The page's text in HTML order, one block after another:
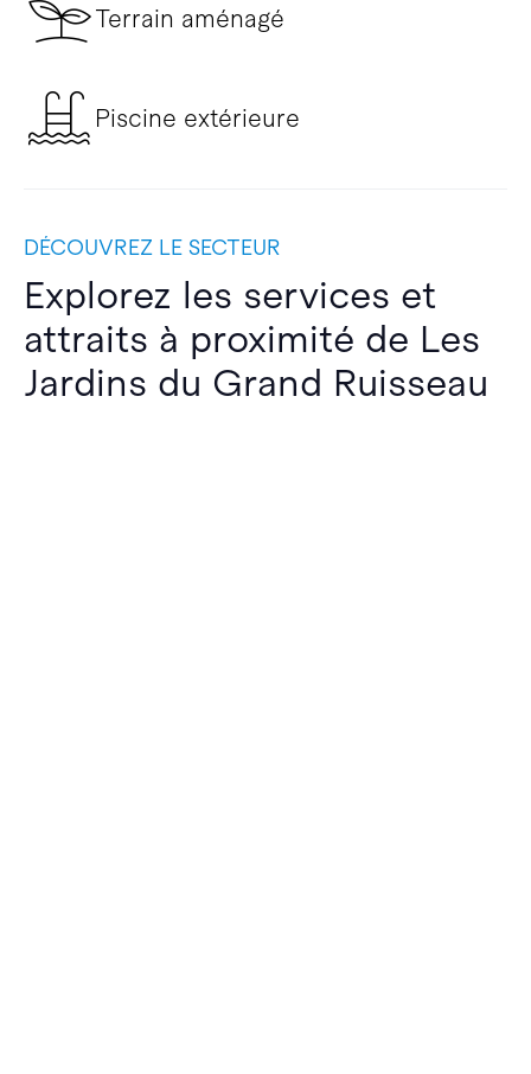
Terrain aménagé
Piscine extérieure
DÉCOUVREZ LE SECTEUR
Explorez les services et
attraits à proximité de Les
Jardins du Grand Ruisseau